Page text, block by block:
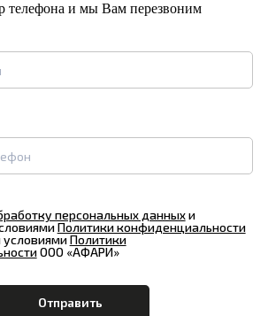
телефона и мы Вам перезвоним
персональных данныхи
Политики конфиденциальности
Политики
ООО «АФАРИ»